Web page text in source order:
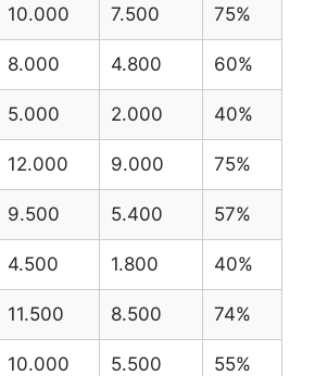
10.000 7.500 75%
8.000 4.800 60%
5.000 2.000 40%
12.000 9.000 75%
9.500 5.400 57%
4.500 1.800 40%
11.500 8.500 74%
10.000 5.500 55%